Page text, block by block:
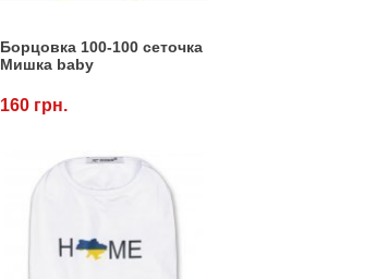
Борцовка 100-100 сеточка
Мишка baby
160 грн.